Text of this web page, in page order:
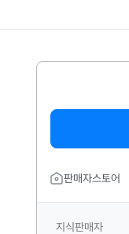
판매자스토어
지식판매자